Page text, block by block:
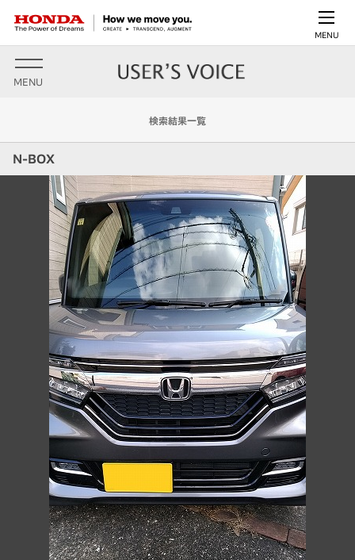
MENU
MENU
検索結果一覧
N-BOX